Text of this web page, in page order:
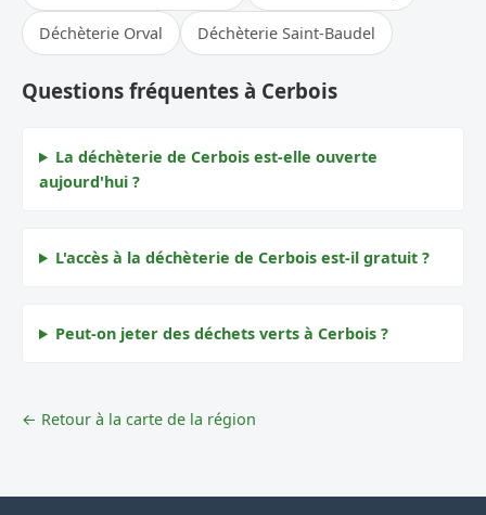
Déchèterie Orval Déchèterie Saint-Baudel
Questions fréquentes à Cerbois
La déchèterie de Cerbois est-elle ouverte
aujourd'hui ?
L'accès à la déchèterie de Cerbois est-il gratuit ?
Peut-on jeter des déchets verts à Cerbois ?
← Retour à la carte de la région